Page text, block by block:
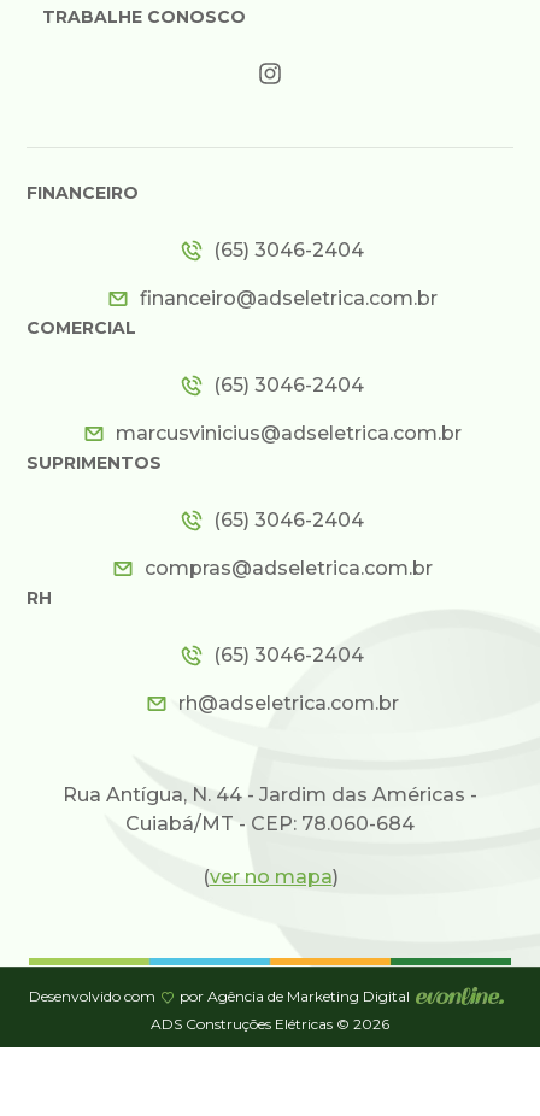
TRABALHE CONOSCO
FINANCEIRO
(65) 3046-2404
financeiro@adseletrica.com.br
COMERCIAL
(65) 3046-2404
marcusvinicius@adseletrica.com.br
SUPRIMENTOS
(65) 3046-2404
compras@adseletrica.com.br
RH
(65) 3046-2404
rh@adseletrica.com.br
Rua Antígua, N. 44 - Jardim das Américas -
Cuiabá/MT - CEP: 78.060-684
(ver no mapa)
Desenvolvido com
por Agência de Marketing Digital
ADS Construções Elétricas © 2026